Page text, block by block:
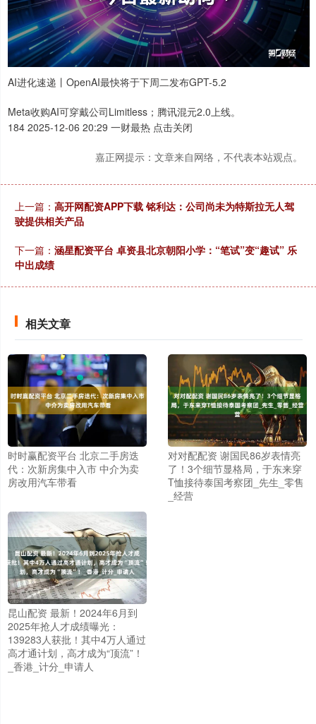
AI进化速递丨OpenAI最快将于下周二发布GPT-5.2
Meta收购AI可穿戴公司Limitless；腾讯混元2.0上线。
184 2025-12-06 20:29 一财最热 点击关闭
嘉正网提示：文章来自网络，不代表本站观点。
上一篇： 高开网配资APP下载 铭利达：公司尚未为特斯拉无人驾
驶提供相关产品
下一篇： 涵星配资平台 卓资县北京朝阳小学：“笔试”变“趣试” 乐
中出成绩
相关文章
时时赢配资平台 北京二手房迭
代：次新房集中入市 中介为卖
房改用汽车带看
对对配配资 谢国民86岁表情亮
了！3个细节显格局，于东来穿
T恤接待泰国考察团_先生_零售
_经营
昆山配资 最新！2024年6月到
2025年抢人才成绩曝光：
139283人获批！其中4万人通过
高才通计划，高才成为“顶流”！
_香港_计分_申请人